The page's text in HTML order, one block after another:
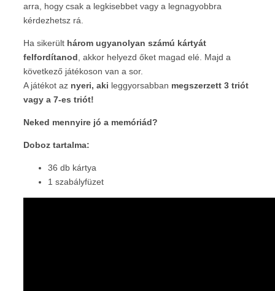
arra, hogy csak a legkisebbet vagy a legnagyobbra
kérdezhetsz rá.
Ha sikerült három ugyanolyan számú kártyát
felfordítanod , akkor helyezd őket magad elé. Majd a
következő játékoson van a sor.
A játékot az nyeri, aki leggyorsabban megszerzett 3 triót
vagy a 7-es triót!
Neked mennyire jó a memóriád?
Doboz tartalma:
36 db kártya
1 szabályfüzet